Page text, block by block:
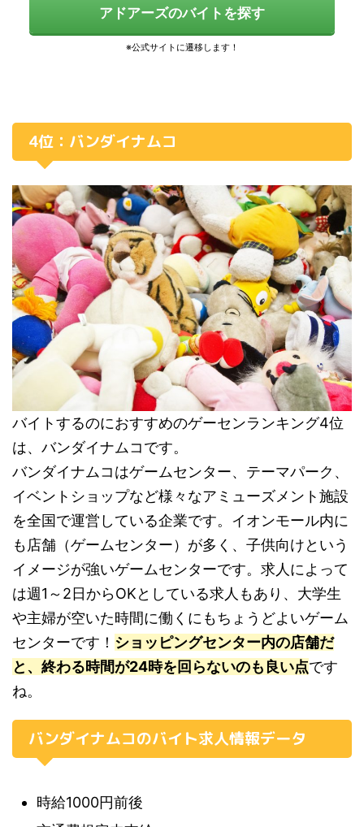
アドアーズのバイトを探す
4位：バンダイナムコ
バイトするのにおすすめのゲーセンランキング4位
は、バンダイナムコです。
バンダイナムコはゲームセンター、テーマパーク、
イベントショップなど様々なアミューズメント施設
を全国で運営している企業です。イオンモール内に
も店舗（ゲームセンター）が多く、子供向けという
イメージが強いゲームセンターです。求人によって
は週1～2日からOKとしている求人もあり、大学生
や主婦が空いた時間に働くにもちょうどよいゲーム
センターです！ ショッピングセンター内の店舗だ
と、終わる時間が24時を回らないのも良い点です
ね。
バンダイナムコのバイト求人情報データ
時給1000円前後